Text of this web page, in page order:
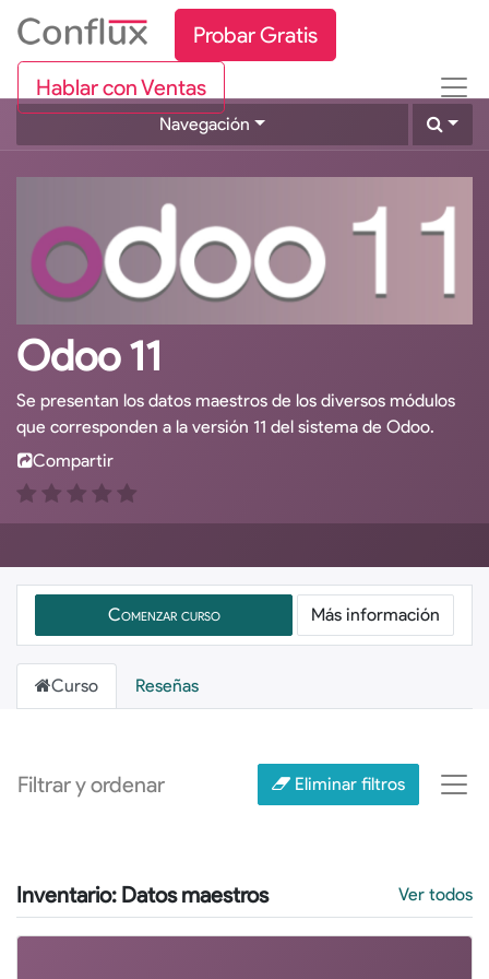
Probar Gratis
Hablar con Ventas
Navegación
Odoo 11
Se presentan los datos maestros de los diversos módulos
que corresponden a la versión 11 del sistema de Odoo.
Compartir
Comenzar curso Más información
Curso Reseñas
Filtrar y ordenar Eliminar filtros
Inventario: Datos maestros Ver todos